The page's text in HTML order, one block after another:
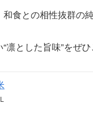
食との相性抜群の純
とした旨味”をぜひ